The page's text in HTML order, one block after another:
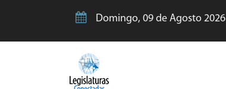
Domingo, 09 de Agosto 2026